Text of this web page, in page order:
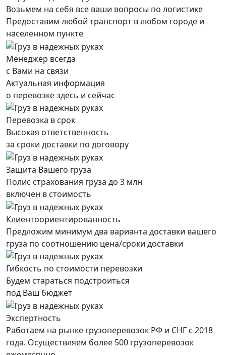
Возьмем на себя все ваши вопросы по логистике
Предоставим любой транспорт в любом городе и
населенном пункте
Менеджер всегда
с Вами на связи
Актуальная информация
о перевозке здесь и сейчас
Перевозка в срок
Высокая ответственность
за сроки доставки по договору
Защита Вашего груза
Полис страхования груза до 3 млн
включен в стоимость
Клиентоориентированность
Предложим минимум два варианта доставки вашего
груза по соотношению цена/сроки доставки
Гибкость по стоимости перевозки
Будем стараться подстроиться
под Ваш бюджет
Экспертность
Работаем на рынке грузоперевозок РФ и СНГ с 2018
года. Осуществляем более 500 грузоперевозок